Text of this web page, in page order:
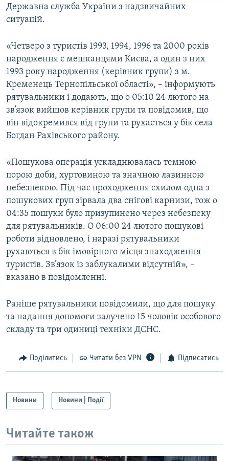
ДОЛУЧАЙСЯ!
Усі сайти RFE/RL
Державна служба України з надзвичайних
ситуацій.
«Четверо з туристів 1993, 1994, 1996 та 2000 років
народження є мешканцями Києва, а один з них
1993 року народження (керівник групи) з м.
Кременець Тернопільської області», – інформують
рятувальники і додають, що о 05:10 24 лютого на
зв’язок вийшов керівник групи та повідомив, що
він відокремився від групи та рухається у бік села
Богдан Рахівського району.
«Пошукова операція ускладнювалась темною
порою доби, хуртовиною та значною лавинною
небезпекою. Під час проходження схилом одна з
пошукових груп зірвала два снігові карнизи, тож о
04:35 пошуки було призупинено через небезпеку
для рятувальників. О 06:00 24 лютого пошукові
роботи відновлено, і наразі рятувальники
рухаються в бік імовірного місця знаходження
туристів. Зв’язок із заблукалими відсутній», –
вказано в повідомленні.
Раніше рятувальники повідомили, що для пошуку
та надання допомоги залучено 15 чоловік особового
складу та три одиниці техніки ДСНС.
Поділитись Читати без VPN Підписатись
Новини Новини | Події
Читайте також